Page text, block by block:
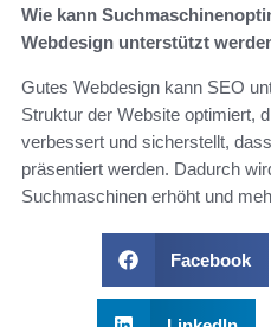
Wie kann
Webdesign unterstützt
Gutes Webdesign kann SEO
Struktur der Website optimiert,
verbessert und sicherstellt,
präsentiert werden. Dadurch
Suchmaschinen erhöht und
Facebook